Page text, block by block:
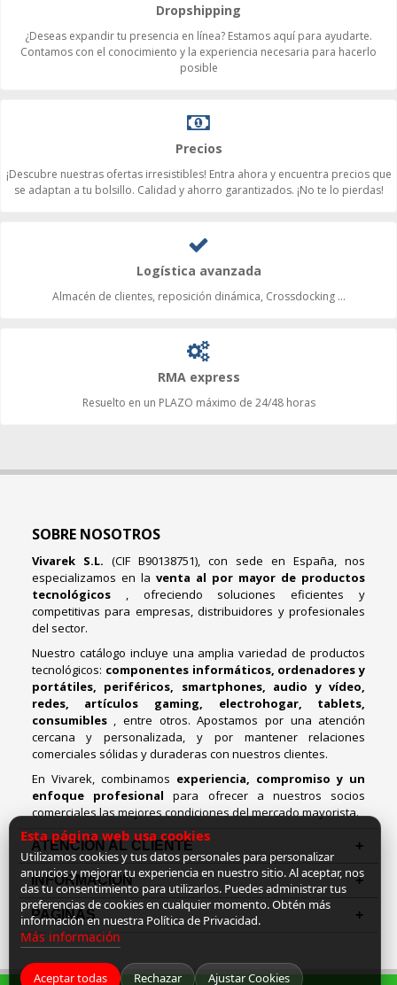
Dropshipping
¿Deseas expandir tu presencia en línea? Estamos aquí para ayudarte.
Contamos con el conocimiento y la experiencia necesaria para hacerlo
posible
Precios
¡Descubre nuestras ofertas irresistibles! Entra ahora y encuentra precios que
se adaptan a tu bolsillo. Calidad y ahorro garantizados. ¡No te lo pierdas!
Logística avanzada
Almacén de clientes, reposición dinámica, Crossdocking ...
RMA express
Resuelto en un PLAZO máximo de 24/48 horas
SOBRE NOSOTROS
Vivarek S.L. (CIF B90138751), con sede en España, nos
especializamos en la venta al por mayor de productos
tecnológicos , ofreciendo soluciones eficientes y
competitivas para empresas, distribuidores y profesionales
del sector.
Nuestro catálogo incluye una amplia variedad de productos
tecnológicos: componentes informáticos, ordenadores y
portátiles, periféricos, smartphones, audio y vídeo,
redes, artículos gaming, electrohogar, tablets,
consumibles , entre otros. Apostamos por una atención
cercana y personalizada, y por mantener relaciones
comerciales sólidas y duraderas con nuestros clientes.
En Vivarek, combinamos experiencia, compromiso y un
enfoque profesionalpara ofrecer a nuestros socios
comerciales las mejores condiciones del mercado mayorista.
ATENCIÓN AL CLIENTE
INFORMACION
PAGINAS
Esta página web usa cookies
Utilizamos cookies y tus datos personales para personalizar
anuncios y mejorar tu experiencia en nuestro sitio. Al aceptar, nos
das tu consentimiento para utilizarlos. Puedes administrar tus
preferencias de cookies en cualquier momento. Obtén más
información en nuestra Política de Privacidad.
Más información
Aceptar todas Rechazar Ajustar Cookies